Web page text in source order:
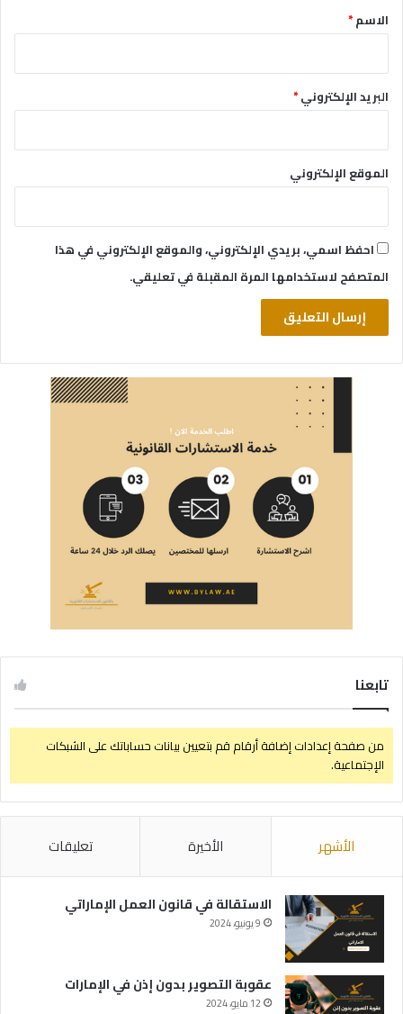
*الاسم*
البريد الإلكتروني*
الموقع الإلكتروني
احفظ اسمي، بريدي الإلكتروني، والموقع الإلكتروني في هذا
المتصفح لاستخدامها المرة المقبلة في تعليقي.
تابعنا
من صفحة إعدادات إضافة أرقام قم بتعيين بيانات حساباتك على الشبكات
الإجتماعية.
الأشهر الأخيرة تعليقات
الاستقالة في قانون العمل الإماراتي
9 يونيو، 2024
عقوبة التصوير بدون إذن في الإمارات
12 مايو، 2024